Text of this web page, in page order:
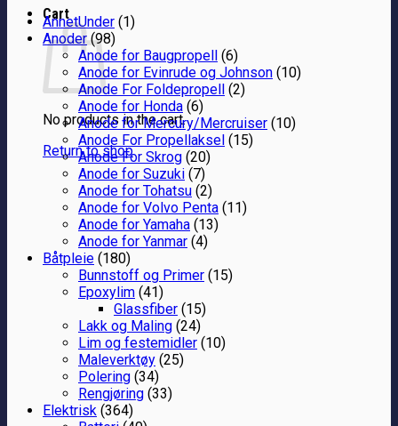
Cart
No products in the cart.
Return to shop
AnnetUnder (1)
Anoder (98)
Anode for Baugpropell (6)
Anode for Evinrude og Johnson (10)
Anode For Foldepropell (2)
Anode for Honda (6)
Anode for Mercury/Mercruiser (10)
Anode For Propellaksel (15)
Anode For Skrog (20)
Anode for Suzuki (7)
Anode for Tohatsu (2)
Anode for Volvo Penta (11)
Anode for Yamaha (13)
Anode for Yanmar (4)
Båtpleie (180)
Bunnstoff og Primer (15)
Epoxylim (41)
Glassfiber (15)
Lakk og Maling (24)
Lim og festemidler (10)
Maleverktøy (25)
Polering (34)
Rengjøring (33)
Elektrisk (364)